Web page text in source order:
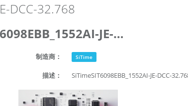
DCC-32.768
SIT6098EBB_1552AI-JE-DCC-32.768
制造商： SiTime
描述： SiTimeSIT6098EBB_1552AI-JE-DCC-